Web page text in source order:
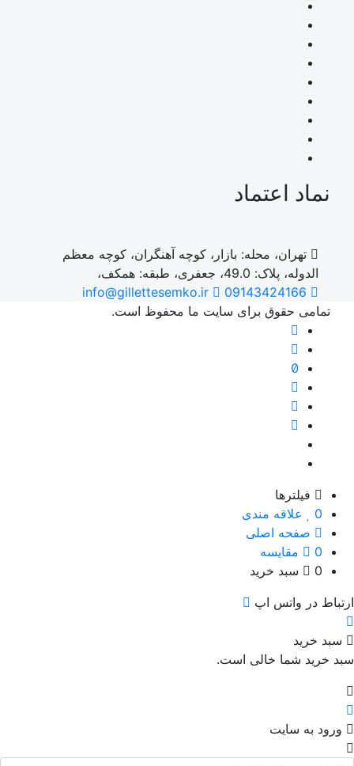
نماد اعتماد
تهران، محله: بازار، کوچه آهنگران، کوچه معظم
الدوله، پلاک: 49.0، جعفری، طبقه: همکف،
09143424166
info@gillettesemko.ir
تمامی حقوق برای سایت ما محفوظ است.
فیلترها
0
علاقه مندی
صفحه اصلی
0
مقایسه
0
سبد خرید
در واتس اپ
خرید
خرید شما خالی است.
به سایت